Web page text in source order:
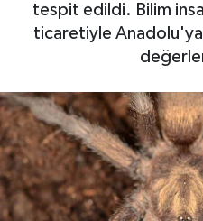
tespit edildi. Bilim
ticaretiyle Anadolu'ya